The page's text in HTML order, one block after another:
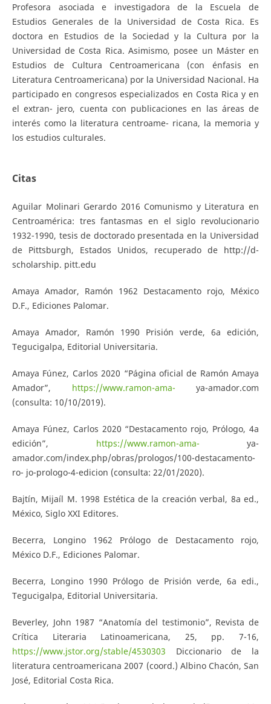
Profesora asociada e investigadora de la Escuela de
Estudios Generales de la Universidad de Costa Rica. Es
doctora en Estudios de la Sociedad y la Cultura por la
Universidad de Costa Rica. Asimismo, posee un Máster en
Estudios de Cultura Centroamericana (con énfasis en
Literatura Centroamericana) por la Universidad Nacional. Ha
participado en congresos especializados en Costa Rica y en
el extran- jero, cuenta con publicaciones en las áreas de
interés como la literatura centroame- ricana, la memoria y
los estudios culturales.
Citas
Aguilar Molinari Gerardo 2016 Comunismo y Literatura en
Centroamérica: tres fantasmas en el siglo revolucionario
1932-1990, tesis de doctorado presentada en la Universidad
de Pittsburgh, Estados Unidos, recuperado de http://d-
scholarship. pitt.edu
Amaya Amador, Ramón 1962 Destacamento rojo, México
D.F., Ediciones Palomar.
Amaya Amador, Ramón 1990 Prisión verde, 6a edición,
Tegucigalpa, Editorial Universitaria.
Amaya Fúnez, Carlos 2020 “Página oficial de Ramón Amaya
Amador”, https://www.ramon-ama- ya-amador.com
(consulta: 10/10/2019).
Amaya Fúnez, Carlos 2020 “Destacamento rojo, Prólogo, 4a
edición”, https://www.ramon-ama- ya-
amador.com/index.php/obras/prologos/100-destacamento-
ro- jo-prologo-4-edicion (consulta: 22/01/2020).
Bajtín, Mijaíl M. 1998 Estética de la creación verbal, 8a ed.,
México, Siglo XXI Editores.
Becerra, Longino 1962 Prólogo de Destacamento rojo,
México D.F., Ediciones Palomar.
Becerra, Longino 1990 Prólogo de Prisión verde, 6a edi.,
Tegucigalpa, Editorial Universitaria.
Beverley, John 1987 “Anatomía del testimonio”, Revista de
Crítica Literaria Latinoamericana, 25, pp. 7-16,
https://www.jstor.org/stable/4530303 Diccionario de la
literatura centroamericana 2007 (coord.) Albino Chacón, San
José, Editorial Costa Rica.